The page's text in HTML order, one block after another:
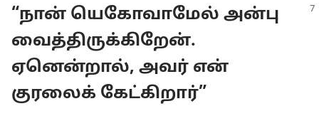
“நான் யெகோவாமேல் அன்பு
வைத்திருக்கிறேன்.
ஏனென்றால், அவர் என்
குரலைக் கேட்கிறார்”